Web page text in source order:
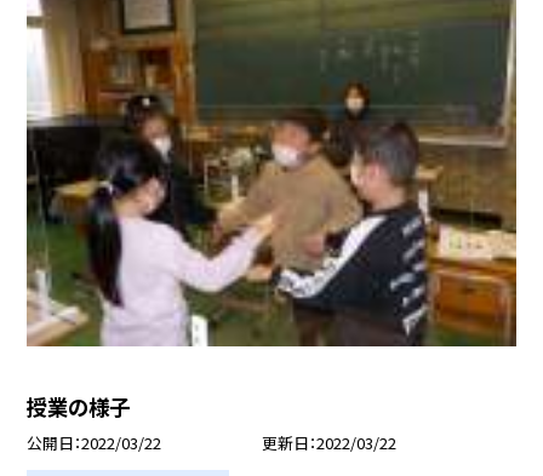
授業の様子
公開日 2022/03/22 更新日 2022/03/22